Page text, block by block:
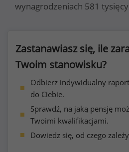
wynagrodzeniach 581
Zastanawiasz się, ile
Twoim stanowisku?
Odbierz indywidualny
do Ciebie.
Sprawdź, na jaką pensję
Twoimi kwalifikacjami.
Dowiedz się, od czego